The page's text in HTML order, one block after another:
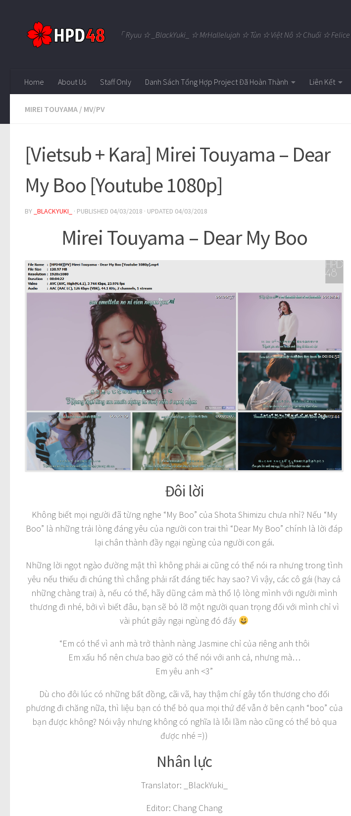
「 Ryuu ☆ _BlackYuki_ ☆ MrHallelujah ☆ Tùn ☆ Việt Nô ☆ Chuối ☆
Home About Us Staff Only Danh Sách Tổng Hợp Project Đã Hoàn Thành Liên Kết
MIREI TOUYAMA / MV/PV
[Vietsub + Kara] Mirei Touyama – Dear
My Boo [Youtube 1080p]
BY _BLACKYUKI_ · PUBLISHED 04/03/2018 · UPDATED 04/03/2018
Mirei Touyama – Dear My Boo
Đôi lời
Không biết mọi người đã từng nghe “My Boo” của Shota Shimizu chưa nhỉ? Nếu “My
Boo” là những trải lòng đáng yêu của người con trai thì “Dear My Boo” chính là lời đáp
lại chân thành đầy ngại ngùng của người con gái.
Những lời ngọt ngào đường mật thì không phải ai cũng có thể nói ra nhưng trong tình
yêu nếu thiếu đi chúng thì chẳng phải rất đáng tiếc hay sao? Vì vậy, các cô gái (hay cả
những chàng trai) à, nếu có thể, hãy dũng cảm mà thổ lộ lòng mình với người mình
thương đi nhé, bởi vì biết đâu, bạn sẽ bỏ lỡ một người quan trọng đối với mình chỉ vì
vài phút giây ngại ngùng đó đấy
“Em có thể vì anh mà trở thành nàng Jasmine chỉ của riêng anh thôi
Em xấu hổ nên chưa bao giờ có thể nói với anh cả, nhưng mà…
Em yêu anh <3”
Dù cho đôi lúc có những bất đồng, cãi vã, hay thậm chí gây tổn thương cho đối
phương đi chăng nữa, thì liệu bạn có thể bỏ qua mọi thứ để vẫn ở bên cạnh “boo” của
bạn được không? Nói vậy nhưng không có nghĩa là lỗi lầm nào cũng có thể bỏ qua
được nhé =))
Nhân lực
Translator: _BlackYuki_
Editor: Chang Chang